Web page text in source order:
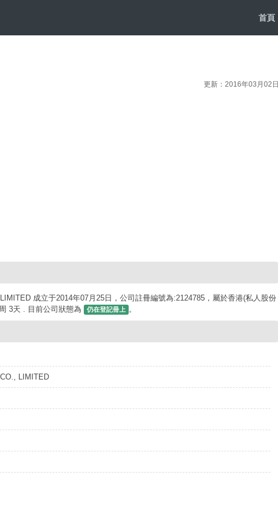
首頁
更新：2016年03月02日
成立于2014年07月25日，公司註冊編號為:2124785，屬於香港(私人股份
3天 . 目前公司狀態為
仍在登記冊上 。
LIMITED